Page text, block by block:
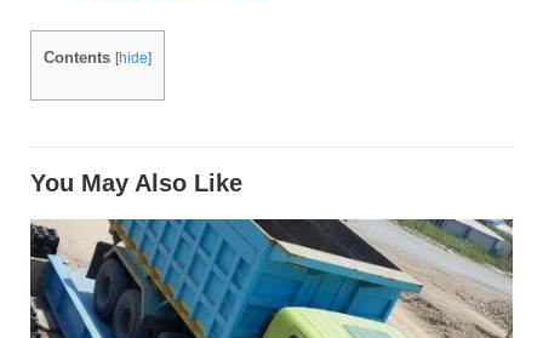
Contents [hide]
You May Also Like